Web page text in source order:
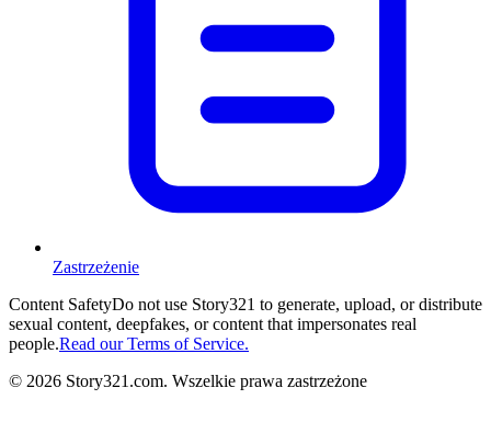
Zastrzeżenie
Content SafetyDo not use Story321 to generate, upload, or distribute
sexual content, deepfakes, or content that impersonates real
people.Read our Terms of Service.
© 2026 Story321.com. Wszelkie prawa zastrzeżone